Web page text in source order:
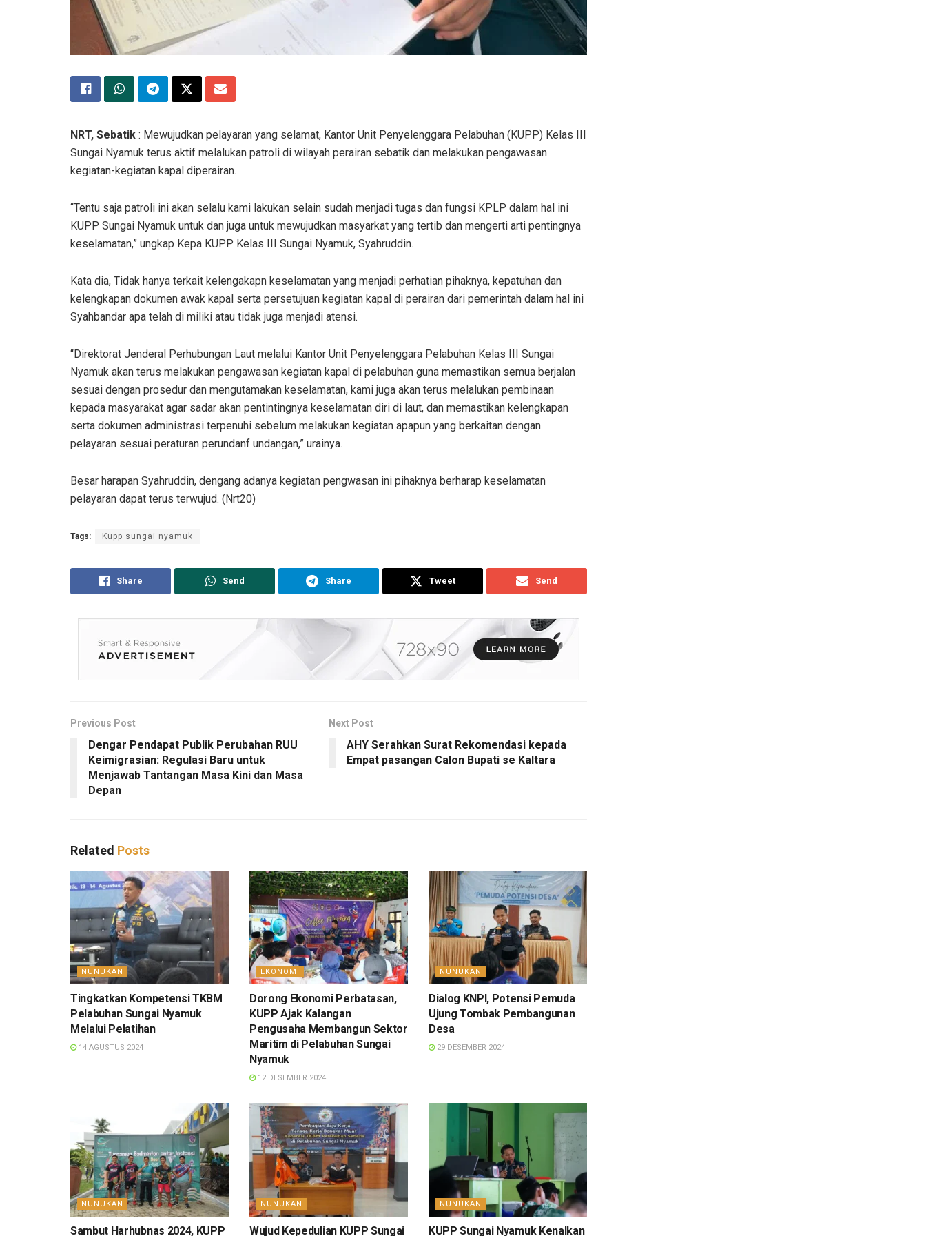
NRT, Sebatik : Mewujudkan pelayaran yang selamat, Kantor Unit Penyelenggara Pelabuhan (KUPP) Kelas III
Sungai Nyamuk terus aktif melalukan patroli di wilayah perairan sebatik dan melakukan pengawasan
kegiatan-kegiatan kapal diperairan.
“Tentu saja patroli ini akan selalu kami lakukan selain sudah menjadi tugas dan fungsi KPLP dalam hal ini
KUPP Sungai Nyamuk untuk dan juga untuk mewujudkan masyarkat yang tertib dan mengerti arti pentingnya
keselamatan,” ungkap Kepa KUPP Kelas III Sungai Nyamuk, Syahruddin.
Kata dia, Tidak hanya terkait kelengakapn keselamatan yang menjadi perhatian pihaknya, kepatuhan dan
kelengkapan dokumen awak kapal serta persetujuan kegiatan kapal di perairan dari pemerintah dalam hal ini
Syahbandar apa telah di miliki atau tidak juga menjadi atensi.
“Direktorat Jenderal Perhubungan Laut melalui Kantor Unit Penyelenggara Pelabuhan Kelas III Sungai
Nyamuk akan terus melakukan pengawasan kegiatan kapal di pelabuhan guna memastikan semua berjalan
sesuai dengan prosedur dan mengutamakan keselamatan, kami juga akan terus melalukan pembinaan
kepada masyarakat agar sadar akan pentintingnya keselamatan diri di laut, dan memastikan kelengkapan
serta dokumen administrasi terpenuhi sebelum melakukan kegiatan apapun yang berkaitan dengan
pelayaran sesuai peraturan perundanf undangan,” urainya.
Besar harapan Syahruddin, dengang adanya kegiatan pengwasan ini pihaknya berharap keselamatan
pelayaran dapat terus terwujud. (Nrt20)
Tags: Kupp sungai nyamuk
Share Send Share Tweet Send
Previous Post
Dengar Pendapat Publik Perubahan RUU
Keimigrasian: Regulasi Baru untuk
Menjawab Tantangan Masa Kini dan Masa
Depan
Next Post
AHY Serahkan Surat Rekomendasi kepada
Empat pasangan Calon Bupati se Kaltara
Related Posts
NUNUKAN
Tingkatkan Kompetensi TKBM
Pelabuhan Sungai Nyamuk
Melalui Pelatihan
14 AGUSTUS 2024
EKONOMI
Dorong Ekonomi Perbatasan,
KUPP Ajak Kalangan
Pengusaha Membangun Sektor
Maritim di Pelabuhan Sungai
Nyamuk
12 DESEMBER 2024
NUNUKAN
Dialog KNPI, Potensi Pemuda
Ujung Tombak Pembangunan
Desa
29 DESEMBER 2024
NUNUKAN
Sambut Harhubnas 2024, KUPP
NUNUKAN
Wujud Kepedulian KUPP Sungai
NUNUKAN
KUPP Sungai Nyamuk Kenalkan